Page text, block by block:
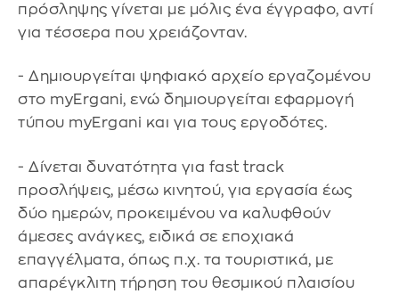
πρόσληψης γίνεται με μόλις ένα έγγραφο, αντί
για τέσσερα που χρειάζονταν.
- Δημιουργείται ψηφιακό αρχείο εργαζομένου
στο myErgani, ενώ δημιουργείται εφαρμογή
τύπου myErgani και για τους εργοδότες.
- Δίνεται δυνατότητα για fast track
προσλήψεις, μέσω κινητού, για εργασία έως
δύο ημερών, προκειμένου να καλυφθούν
άμεσες ανάγκες, ειδικά σε εποχιακά
επαγγέλματα, όπως π.χ. τα τουριστικά, με
απαρέγκλιτη τήρηση του θεσμικού πλαισίου